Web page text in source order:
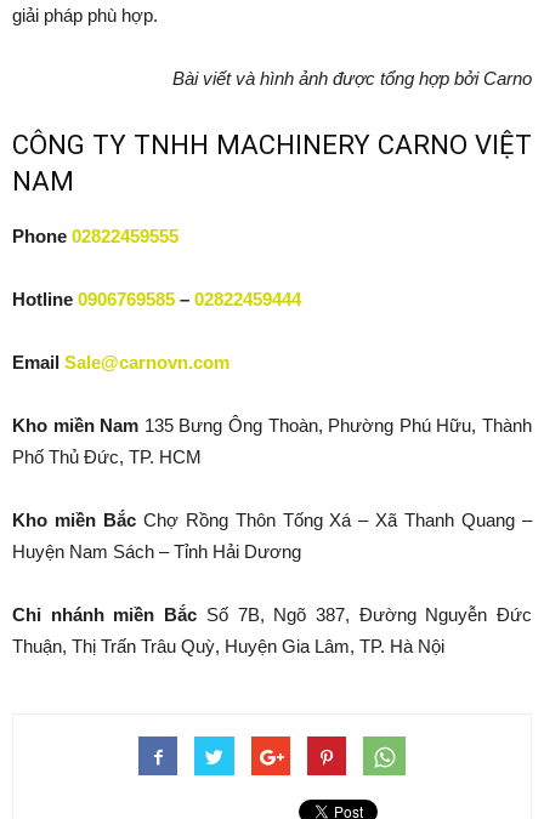
giải pháp phù hợp.
Bài viết và hình ảnh được tổng hợp bởi Carno
CÔNG TY TNHH MACHINERY CARNO VIỆT
NAM
Phone 02822459555
Hotline 0906769585 – 02822459444
Email Sale@carnovn.com
Kho miền Nam 135 Bưng Ông Thoàn, Phường Phú Hữu, Thành
Phố Thủ Đức, TP. HCM
Kho miền BắcChợ Rồng Thôn Tống Xá – Xã Thanh Quang –
Huyện Nam Sách – Tỉnh Hải Dương
Chi nhánh miền Bắc Số 7B, Ngõ 387, Đường Nguyễn Đức
Thuận, Thị Trấn Trâu Quỳ, Huyện Gia Lâm, TP. Hà Nội